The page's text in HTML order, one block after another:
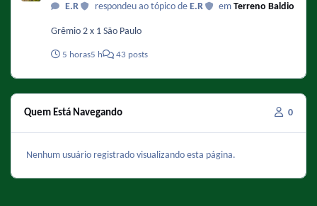
E.R respondeu ao tópico de E.R emTerreno Baldio
Grêmio 2 x 1 São Paulo
5 horas5 h 43 posts
Quem Está Navegando 0
Nenhum usuário registrado visualizando esta página.